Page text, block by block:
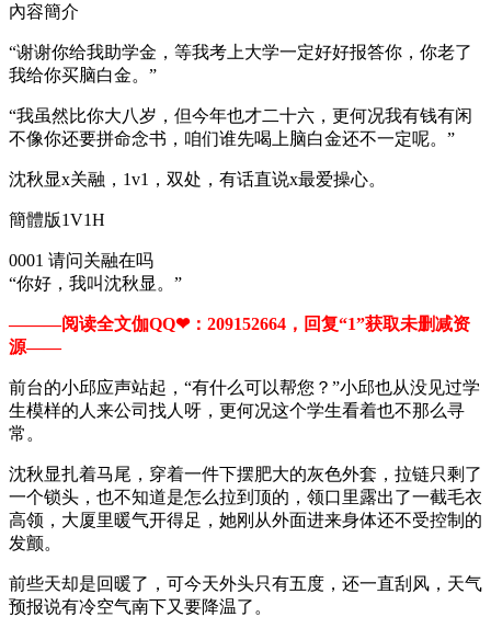
內容簡介
“谢谢你给我助学金，等我考上大学一定好好报答你，你老了
我给你买脑白金。”
“我虽然比你大八岁，但今年也才二十六，更何况我有钱有闲
不像你还要拼命念书，咱们谁先喝上脑白金还不一定呢。”
沈秋显x关融，1v1，双处，有话直说x最爱操心。
簡體版1V1H
0001 请问关融在吗
“你好，我叫沈秋显。”
———阅读全文伽QQ❤：209152664，回复“1”获取未删减资
源—​​​​—
前台的小邱应声站起，“有什么可以帮您？”小邱也从没见过学
生模样的人来公司找人呀，更何况这个学生看着也不那么寻
常。
沈秋显扎着马尾，穿着一件下摆肥大的灰色外套，拉链只剩了
一个锁头，也不知道是怎么拉到顶的，领口里露出了一截毛衣
高领，大厦里暖气开得足，她刚从外面进来身体还不受控制的
发颤。
前些天却是回暖了，可今天外头只有五度，还一直刮风，天气
预报说有冷空气南下又要降温了。